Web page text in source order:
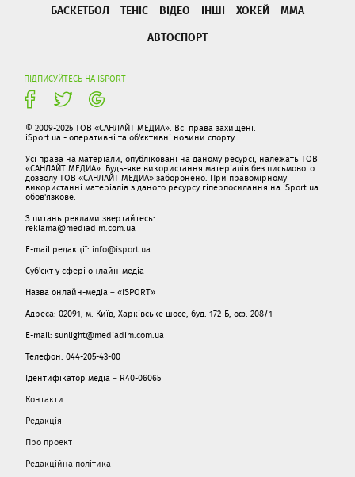
БАСКЕТБОЛ
ТЕНІС ВІДЕО ІНШІ ХОКЕЙ
ММА
АВТОСПОРТ
ПІДПИСУЙТЕСЬ НА ISPORT
© 2009-2025 ТОВ «САНЛАЙТ МЕДИА». Всі права захищені.
iSport.ua - оперативні та об'єктивні новини спорту.
Усі права на матеріали, опубліковані на даному ресурсі, належать ТОВ
«САНЛАЙТ МЕДИА». Будь-яке використання матеріалів без письмового
дозволу ТОВ «САНЛАЙТ МЕДИА» заборонено. При правомірному
використанні матеріалів з даного ресурсу гіперпосилання на iSport.ua
обов'язкове.
З питань реклами звертайтесь:
reklama@mediadim.com.ua
E-mail редакції: info@isport.ua
Суб'єкт у сфері онлайн-медіа
Назва онлайн-медіа – «ISPORT»
Адреса: 02091, м. Київ, Харківське шосе, буд. 172-Б, оф. 208/1
E-mail: sunlight@mediadim.com.ua
Телефон: 044-205-43-00
Ідентифікатор медіа – R40-06065
Контакти
Редакція
Про проект
Редакційна політика